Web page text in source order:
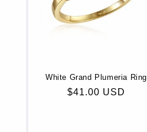
White Grand Plumeria Ring
Prix
$41.00 USD